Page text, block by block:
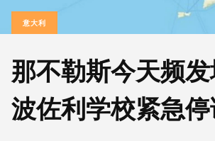
意大利
那不勒斯今天频发
波佐利学校紧急